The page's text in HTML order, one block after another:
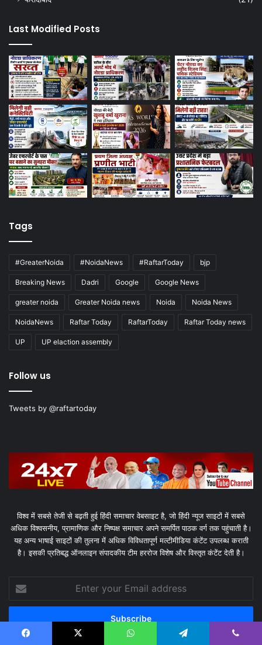
Last Modified Posts
Tags
#GreaterNoida #NoidaNews #RaftarToday bjp
Breaking News Dadri Google Google News
greater noida Greater Noida news Noida Noida News
NoidaNews Raftar Today RaftarToday Raftar Today news
UP UP elaction assembly
Follow us
Tweets by @raftartoday
विश्व में सबसे तेजी से बढ़ती हुई हिंदी समाचार वेबसाइट है, जो हिंदी न्यूज साइटों में सबसे
अधिक विश्वसनीय, प्रामाणिक और निष्पक्ष समाचार अपने समर्पित पाठक वर्ग तक पहुंचाती है।
यह अन्य भाषाई साइटों की तुलना में अधिक विविधतापूर्ण मल्टीमीडिया कंटेंट उपलब्ध कराती
है। इसकी प्रतिबद्ध ऑनलाइन संपादकीय टीम हररोज विशेष और विस्तृत कंटेंट देती है।
your
Email